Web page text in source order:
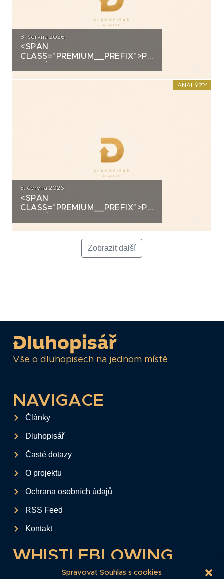
Spravovat Souhlas s cookies
8. června 2026
<SPAN
CLASS="PREMIUM__PREFIX">PREMIUM</
ANALÝZY
3. června 2026
<SPAN
CLASS="PREMIUM__PREFIX">PREMIUM</
Zobrazit další
Vše o dluhopisech na jednom místě
NAVIGACE
Články
Dluhopisář
Časté dotazy
O projektu
Ochrana osobních údajů
RSS Feed
Kontakt
WHISTLEBLOWING
Tento formulář slouží k anonymnímu zaslání